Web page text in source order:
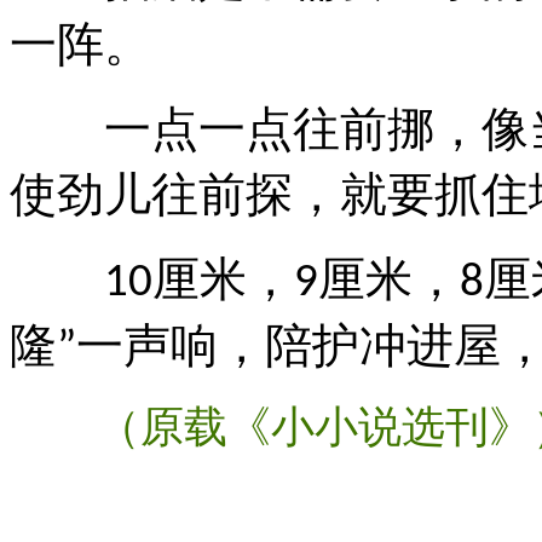
一阵。
一点一点往前挪，像
使劲儿往前探，就要抓
10厘米， 9厘米， 8
隆”一声响，陪护冲进屋
（原载《小小说选刊》